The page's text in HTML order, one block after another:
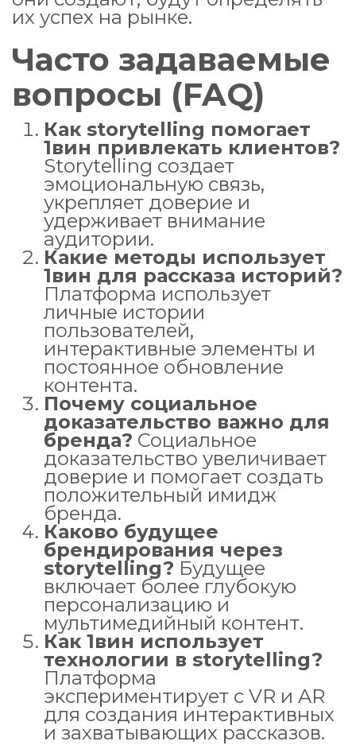
их успех на рынке.
Часто задаваемые
вопросы (FAQ)
Как storytelling помогает
1вин привлекать клиентов?
Storytelling создает
эмоциональную связь,
укрепляет доверие и
удерживает внимание
аудитории.
Какие методы использует
1вин для рассказа историй?
Платформа использует
личные истории
пользователей,
интерактивные элементы и
постоянное обновление
контента.
Почему социальное
доказательство важно для
бренда? Социальное
доказательство увеличивает
доверие и помогает создать
положительный имидж
бренда.
Каково будущее
брендирования через
storytelling? Будущее
включает более глубокую
персонализацию и
мультимедийный контент.
Как 1вин использует
технологии в storytelling?
Платформа
экспериментирует с VR и AR
для создания интерактивных
и захватывающих рассказов.